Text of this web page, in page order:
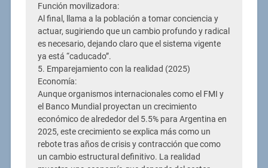
Función movilizadora:
Al final, llama a la población a tomar conciencia y
actuar, sugiriendo que un cambio profundo y radical
es necesario, dejando claro que el sistema vigente
ya está “caducado”.
5. Emparejamiento con la realidad (2025)
Economía:
Aunque organismos internacionales como el FMI y
el Banco Mundial proyectan un crecimiento
económico de alrededor del 5.5% para Argentina en
2025, este crecimiento se explica más como un
rebote tras años de crisis y contracción que como
un cambio estructural definitivo. La realidad